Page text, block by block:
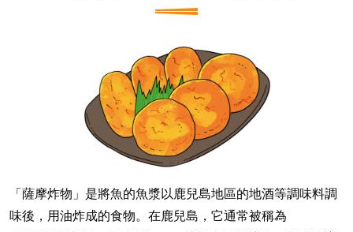
「薩摩炸物」是將魚的魚漿以鹿兒島地區的地酒等調味料調
味後，用油炸成的食物。在鹿兒島，它通常被稱為